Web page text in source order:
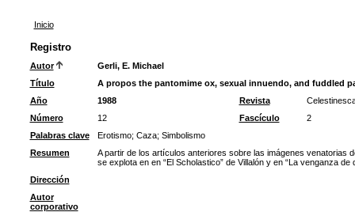
Inicio
Registro
Autor
Gerli, E. Michael
Título
A propos the pantomime ox, sexual innuendo, and fuddled
Año
1988 Revista
Número
12 Fascículo
2
Palabras clave
Erotismo; Caza; Simbolismo
Resumen
A partir de los artículos anteriores sobre las imágenes venatorias
se explota en en “El Scholastico” de Villalón y en “La venganza de
Dirección
Autor
corporativo